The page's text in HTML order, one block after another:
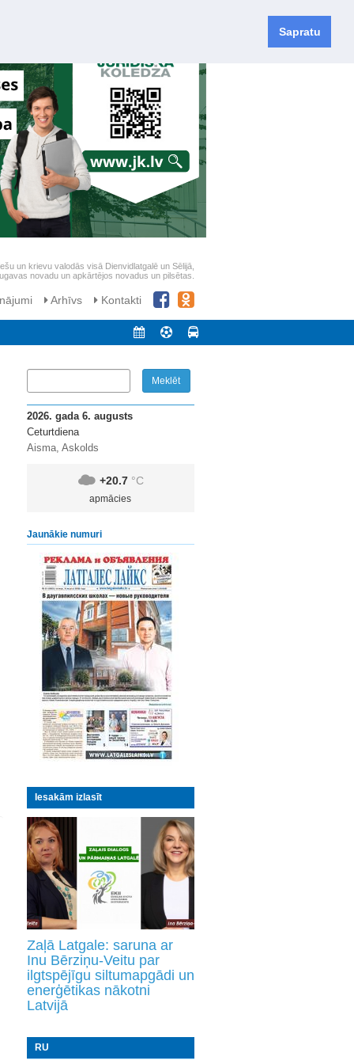
Sapratu
un krievu valodās visā Dienvidlatgalē un Sēlijā,
novadu un apkārtējos novadus un pilsētas.
Arhīvs Kontakti
2026. gada 6. augusts
Ceturtdiena
Aisma, Askolds
+20.7 °C
apmācies
Jaunākie numuri
Iesakām izlasīt
Zaļā Latgale: saruna ar
Inu Bērziņu-Veitu par
ilgtspējīgu siltumapgādi un
enerģētikas nākotni
Latvijā
RU